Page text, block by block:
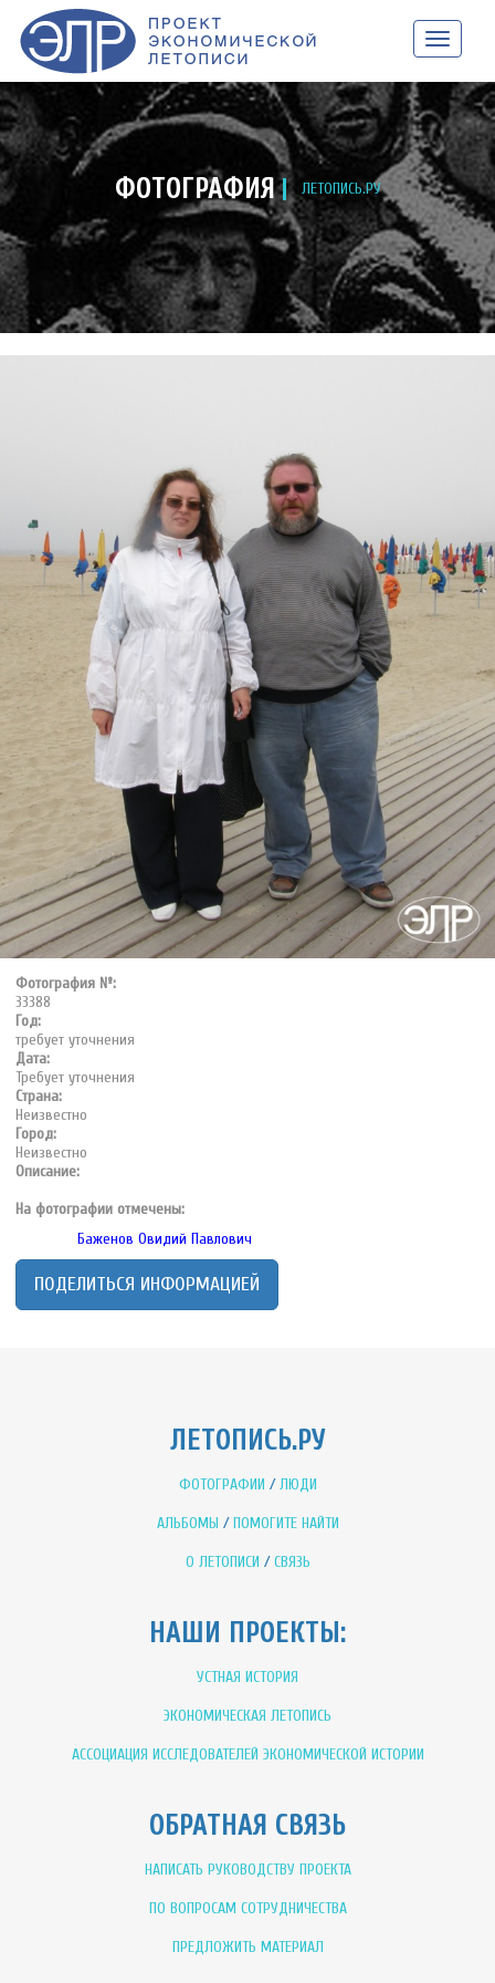
ФОТОГРАФИЯ ЛЕТОПИСЬ.РУ
Фотография №:
33388
Год:
требует уточнения
Дата:
Требует уточнения
Страна:
Неизвестно
Город:
Неизвестно
Описание:
На фотографии отмечены:
Баженов Овидий Павлович
ПОДЕЛИТЬСЯ ИНФОРМАЦИЕЙ
ЛЕТОПИСЬ.РУ
ФОТОГРАФИИ /ЛЮДИ
АЛЬБОМЫ /ПОМОГИТЕ НАЙТИ
О ЛЕТОПИСИ /СВЯЗЬ
НАШИ ПРОЕКТЫ:
УСТНАЯ ИСТОРИЯ
ЭКОНОМИЧЕСКАЯ ЛЕТОПИСЬ
АССОЦИАЦИЯ ИССЛЕДОВАТЕЛЕЙ ЭКОНОМИЧЕСКОЙ ИСТОРИИ
ОБРАТНАЯ СВЯЗЬ
НАПИСАТЬ РУКОВОДСТВУ ПРОЕКТА
ПО ВОПРОСАМ СОТРУДНИЧЕСТВА
ПРЕДЛОЖИТЬ МАТЕРИАЛ